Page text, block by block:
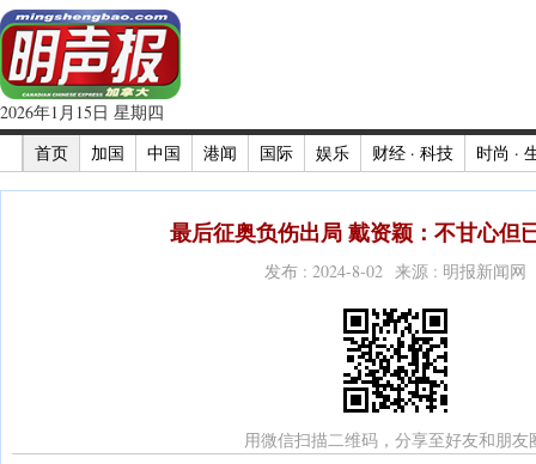
2026年1月15日 星期四
首页
加国 中国 港闻 国际 娱乐 财经 · 科技 时尚 ·
最后征奥负伤出局 戴资颖：不甘心但
发布 : 2024-8-02 来源 : 明报新闻网
用微信扫描二维码，分享至好友和朋友